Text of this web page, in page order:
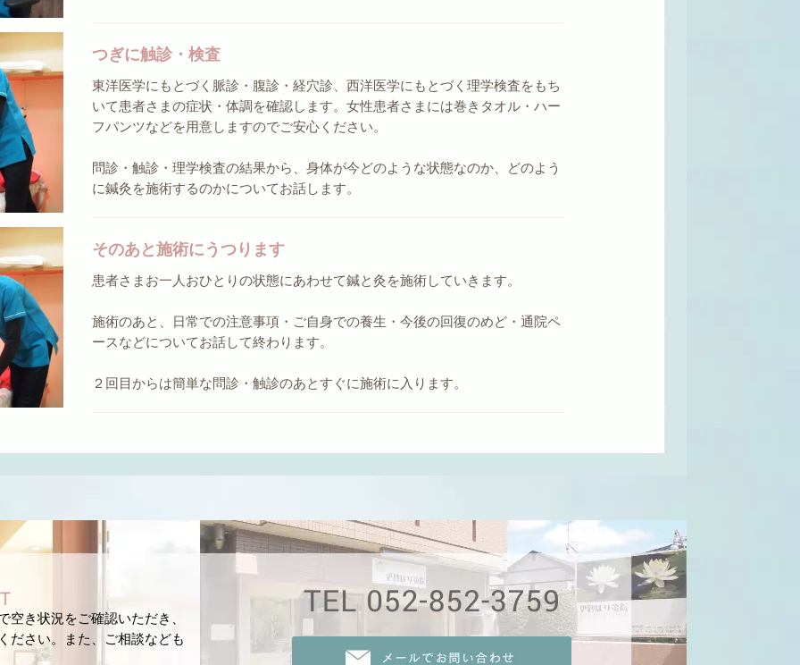
つぎに触診・検査
東洋医学にもとづく脈診・腹診・経穴診、西洋医学にもとづく理学検査をもち
いて患者さまの症状・体調を確認します。女性患者さまには巻きタオル・ハー
フパンツなどを用意しますのでご安心ください。
問診・触診・理学検査の結果から、身体が今どのような状態なのか、どのよう
に鍼灸を施術するのかについてお話します。
そのあと施術にうつります
患者さまお一人おひとりの状態にあわせて鍼と灸を施術していきます。
施術のあと、日常での注意事項・ご自身での養生・今後の回復のめど・通院ペ
ースなどについてお話して終わります。
２回目からは簡単な問診・触診のあとすぐに施術に入ります。
空き状況をご確認いただき、
ださい。また、ご相談なども